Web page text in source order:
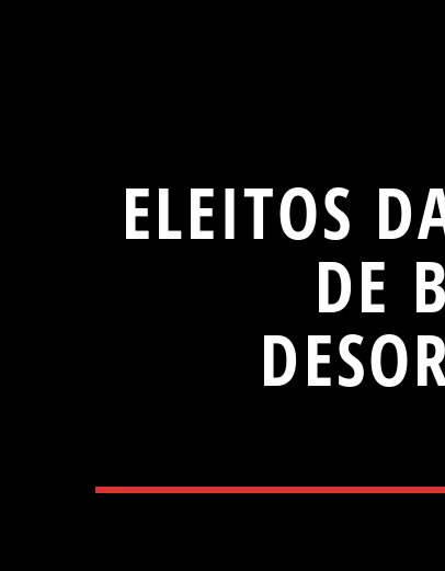
ELEITOS
DE